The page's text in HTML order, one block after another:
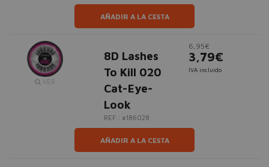
AÑADIR A LA CESTA
VER
8D Lashes
To Kill 020
Cat-Eye-
Look
REF.: #186028
6,95€
3,79€
IVA incluido
AÑADIR A LA CESTA